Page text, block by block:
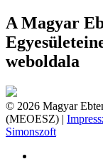
A Magyar
weboldala
© 2026 Magyar
(MEOESZ) |
Simonszoft